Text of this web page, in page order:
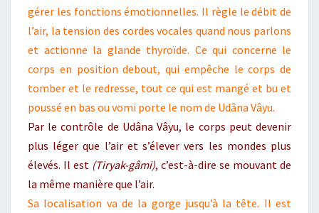
gérer les fonctions émotionnelles. Il règle le débit de
l’air, la tension des cordes vocales quand nous parlons
et actionne la glande thyroïde. Ce qui concerne le
corps en position debout, qui empêche le corps de
tomber et le redresse, tout ce qui est mangé et bu et
poussé en bas ou vomi porte le nom de Udâna Vâyu.
Par le contrôle de Udâna Vâyu, le corps peut devenir
plus léger que l’air et s’élever vers les mondes plus
élevés. Il est (Tiryak-gâmi), c’est-à-dire se mouvant de
la même manière que l’air.
Sa localisation va de la gorge jusqu’à la tête. Il est